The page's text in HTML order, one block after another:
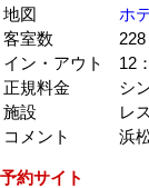
地図
ホ
客室数
228
イン・アウト
12
正規料金
シ
施設
レ
コメント
浜
予約サイト